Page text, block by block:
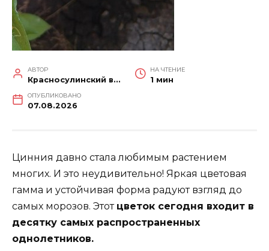
АВТОР
Красносулинский вестник
НА ЧТЕНИЕ
1 мин
ОПУБЛИКОВАНО
07.08.2026
Цинния давно стала любимым растением
многих. И это неудивительно! Яркая цветовая
гамма и устойчивая форма радуют взгляд до
самых морозов. Этот цветок сегодня входит в
десятку самых распространенных
однолетников.